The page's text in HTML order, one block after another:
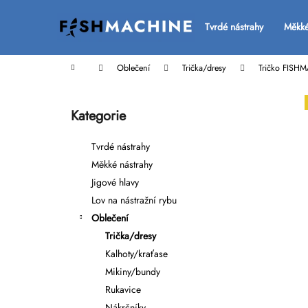
Tvrdé nástrahy
Domů Oblečení Trička/dresy Tričko
Přeskočit
Kategorie
Tvrdé nástrahy
Měkké nástrahy
Jigové hlavy
Lov na nástražní rybu
Oblečení
Trička/dresy
Kalhoty/kraťase
Mikiny/bundy
Rukavice
í
Zpět
do
Zpět
do